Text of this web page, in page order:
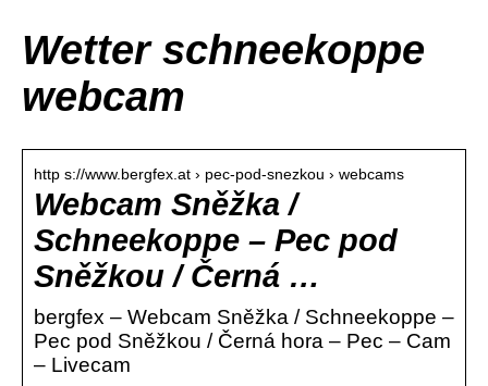
Wetter schneekoppe
webcam
http s://www.bergfex.at › pec-pod-snezkou › webcams
Webcam Sněžka /
Schneekoppe – Pec pod
Sněžkou / Černá …
bergfex – Webcam Sněžka / Schneekoppe –
Pec pod Sněžkou / Černá hora – Pec – Cam
– Livecam